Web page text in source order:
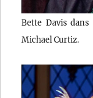
Bette Davis dans
Michael Curtiz.